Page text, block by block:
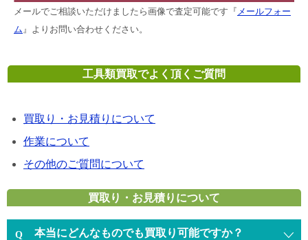
メールでご相談いただけましたら画像で査定可能です『 メールフォー
ム 』よりお問い合わせください。
工具類買取でよく頂くご質問
買取り・お見積りについて
作業について
その他のご質問について
買取り・お見積りについて
本当にどんなものでも買取り可能ですか？